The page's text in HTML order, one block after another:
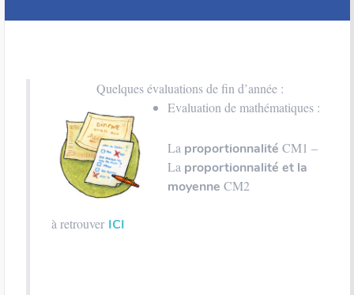
Quelques évaluations de fin d’année :
Evaluation de mathématiques :
La proportionnalité CM1 –
La proportionnalité et la
moyenne CM2
à retrouver ICI